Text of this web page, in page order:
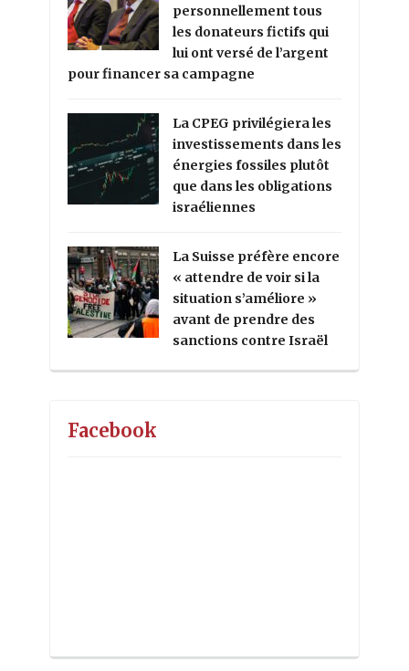
personnellement tous
les donateurs fictifs qui
lui ont versé de l’argent
pour financer sa campagne
La CPEG privilégiera les
investissements dans les
énergies fossiles plutôt
que dans les obligations
israéliennes
La Suisse préfère encore
« attendre de voir si la
situation s’améliore »
avant de prendre des
sanctions contre Israël
Facebook